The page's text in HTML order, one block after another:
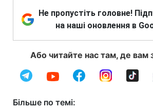
Не пропустіть головне!
на наші оновлення в
Або читайте нас там, де вам
Більше по темі: